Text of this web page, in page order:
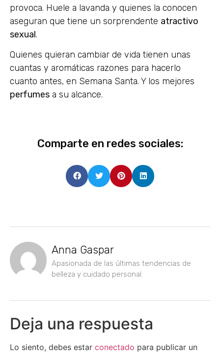
provoca. Huele a lavanda y quienes la conocen
aseguran que tiene un sorprendente atractivo
sexual.
Quienes quieran cambiar de vida tienen unas
cuantas y aromáticas razones para hacerlo
cuanto antes, en Semana Santa. Y los mejores
perfumes a su alcance.
Comparte en redes sociales:
Anna Gaspar
Apasionada de las últimas tendencias de
belleza y cuidado personal.
Deja una respuesta
Lo siento, debes estar conectado para publicar un